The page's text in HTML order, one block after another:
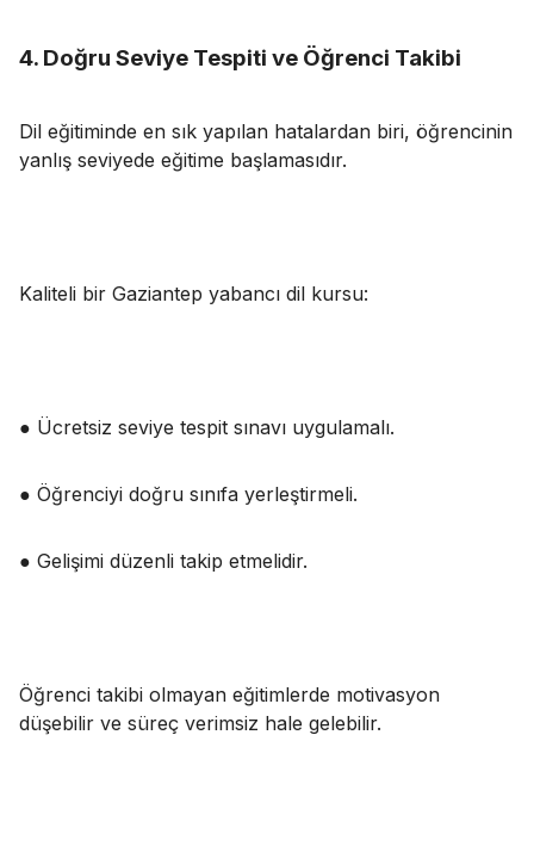
4. Doğru Seviye Tespiti ve Öğrenci Takibi
Dil eğitiminde en sık yapılan hatalardan biri, öğrencinin
yanlış seviyede eğitime başlamasıdır.
Kaliteli bir Gaziantep yabancı dil kursu:
● Ücretsiz seviye tespit sınavı uygulamalı.
● Öğrenciyi doğru sınıfa yerleştirmeli.
● Gelişimi düzenli takip etmelidir.
Öğrenci takibi olmayan eğitimlerde motivasyon
düşebilir ve süreç verimsiz hale gelebilir.